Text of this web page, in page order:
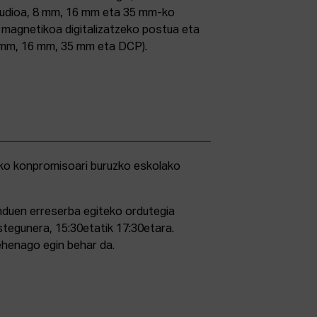
8 mm, 16 mm eta 35 mm-ko
digitalizatzeko postua eta
16 mm, 35 mm eta DCP).
erreserba egiteko ordutegia
15:30etatik 17:30etara.
egin behar da.